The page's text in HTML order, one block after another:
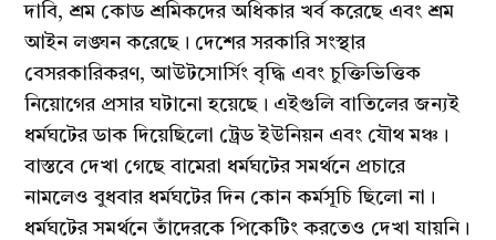
দাবি, শ্রম কোড শ্রমিকদের অধিকার খর্ব করেছে এবং শ্রম
আইন লঙ্ঘন করেছে। দেশের সরকারি সংস্থার
বেসরকারিকরণ, আউটসোর্সিং বৃদ্ধি এবং চুক্তিভিত্তিক
নিয়োগের প্রসার ঘটানো হয়েছে। এইগুলি বাতিলের জন্যই
ধর্মঘটের ডাক দিয়েছিলো ট্রেড ইউনিয়ন এবং যৌথ মঞ্চ।
বাস্তবে দেখা গেছে বামেরা ধর্মঘটের সমর্থনে প্রচারে
নামলেও বুধবার ধর্মঘটের দিন কোন কর্মসূচি ছিলো না।
ধর্মঘটের সমর্থনে তাঁদেরকে পিকেটিং করতেও দেখা যায়নি।